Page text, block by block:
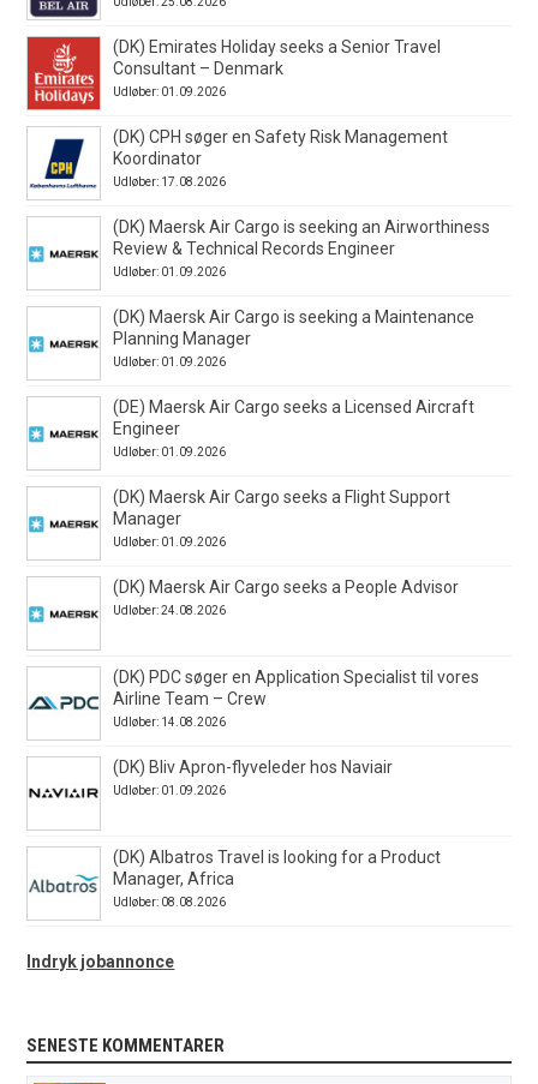
(DK) Emirates Holiday seeks a Senior Travel
Consultant – Denmark
Udløber: 01.09.2026
(DK) CPH søger en Safety Risk Management
Koordinator
Udløber: 17.08.2026
(DK) Maersk Air Cargo is seeking an Airworthiness
Review & Technical Records Engineer
Udløber: 01.09.2026
(DK) Maersk Air Cargo is seeking a Maintenance
Planning Manager
Udløber: 01.09.2026
(DE) Maersk Air Cargo seeks a Licensed Aircraft
Engineer
Udløber: 01.09.2026
(DK) Maersk Air Cargo seeks a Flight Support
Manager
Udløber: 01.09.2026
(DK) Maersk Air Cargo seeks a People Advisor
Udløber: 24.08.2026
(DK) PDC søger en Application Specialist til vores
Airline Team – Crew
Udløber: 14.08.2026
(DK) Bliv Apron-flyveleder hos Naviair
Udløber: 01.09.2026
(DK) Albatros Travel is looking for a Product
Manager, Africa
Udløber: 08.08.2026
Indryk jobannonce
SENESTE KOMMENTARER